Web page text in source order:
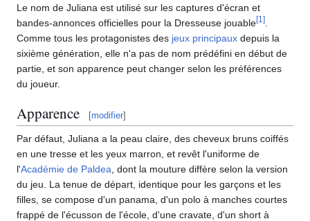
Le nom de Juliana est utilisé sur les captures d'écran et
bandes-annonces officielles pour la Dresseuse jouable[1 ]
Comme tous les protagonistes des jeux principaux depuis la
sixième génération, elle n'a pas de nom prédéfini en début de
partie, et son apparence peut changer selon les préférences
du joueur.
Apparence [modifier]
Par défaut, Juliana a la peau claire, des cheveux bruns coiffés
en une tresse et les yeux marron, et revêt l'uniforme de
l'Académie de Paldea , dont la mouture diffère selon la version
du jeu. La tenue de départ, identique pour les garçons et les
filles, se compose d'un panama, d'un polo à manches courtes
frappé de l'écusson de l'école, d'une cravate, d'un short à